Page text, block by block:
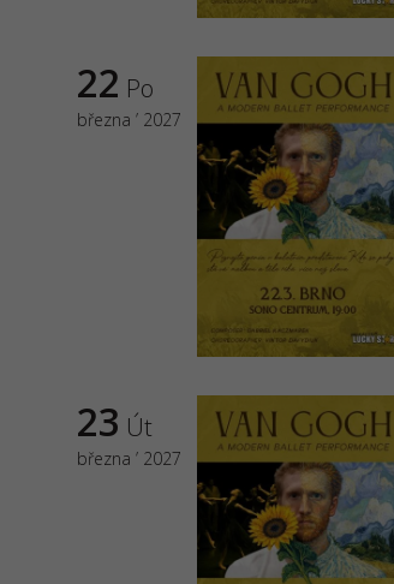
22 Po
března ’ 2027
23 Út
března ’ 2027